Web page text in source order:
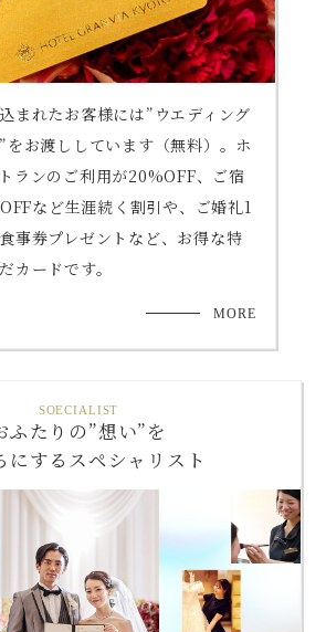
まれたお客様には”ウエディング
をお渡ししています（無料）。ホ
ランのご利用が20%OFF、ご宿
など生涯続く割引や、ご婚礼1
事券プレゼントなど、お得な特
カードです。
MORE
SOECIALIST
ふたりの”想い”を
にするスペシャリスト